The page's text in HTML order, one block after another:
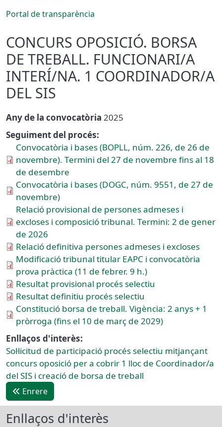
CONCURS OPOSICIÓ. BORSA
DE TREBALL. FUNCIONARI/A
INTERÍ/NA. 1 COORDINADOR/A
DEL SIS
Any de la convocatòria 2025
Seguiment del procés:
Convocatòria i bases (BOPLL, núm. 226, de 26 de
novembre). Termini del 27 de novembre fins al 18
de desembre
Convocatòria i bases (DOGC, núm. 9551, de 27 de
novembre)
Relació provisional de persones admeses i
excloses i composició tribunal. Termini: 2 de gener
de 2026
Relació definitiva persones admeses i excloses
Modificació tribunal titular EAPC i convocatòria
prova pràctica (11 de febrer. 9 h.)
Resultat provisional procés selectiu
Resultat definitiu procés selectiu
Constitució borsa de treball. Vigència: 2 anys + 1
pròrroga (fins el 10 de març de 2029)
Enllaços d'interès:
Sol·licitud de participació procés selectiu mitjançant
concurs oposició per a cobrir 1 lloc de Coordinador/a
del SIS i creació de borsa de treball
Enrere
Portal de transparència
Enllaços d'interès